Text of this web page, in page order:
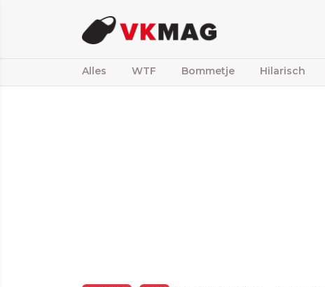
Alles WTF Bommetje Hilarisch